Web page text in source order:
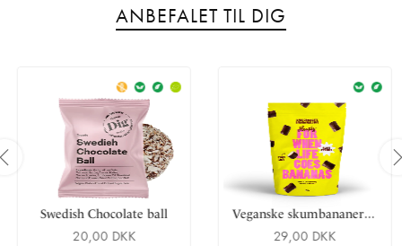
ANBEFALET TIL DIG
Swedish Chocolate ball
20,00 DKK
V
eganske skumbananer med mørk chokolade
29,00 DKK